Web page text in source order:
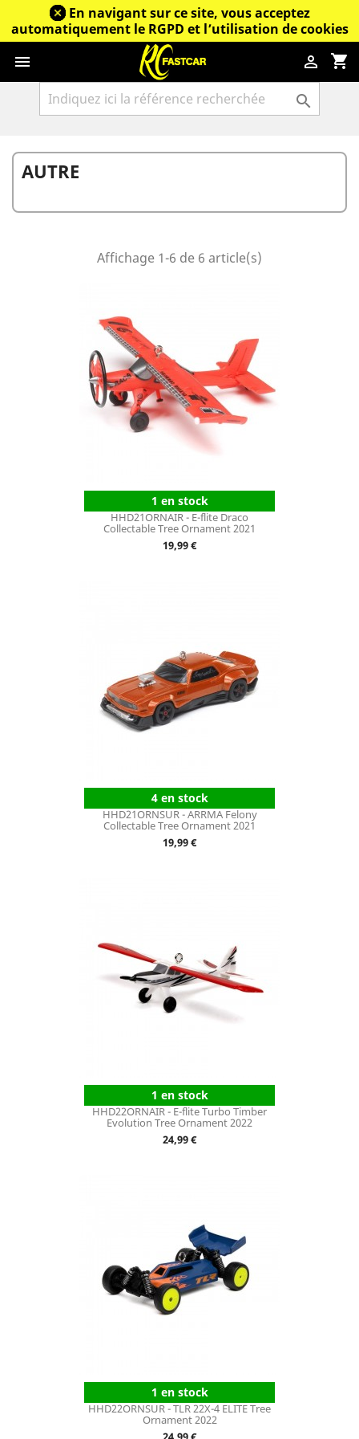
En navigant sur ce site, vous acceptez
automatiquement le RGPD et l’utilisation de cookies
 shopping_cart


AUTRE
Affichage 1-6 de 6 article(s)
1 en stock
HHD21ORNAIR - E-flite Draco
Collectable Tree Ornament 2021
Prix
19,99 €
4 en stock
HHD21ORNSUR - ARRMA Felony
Collectable Tree Ornament 2021
Prix
19,99 €
1 en stock
HHD22ORNAIR - E-flite Turbo Timber
Evolution Tree Ornament 2022
Prix
24,99 €
1 en stock
HHD22ORNSUR - TLR 22X-4 ELITE Tree
Ornament 2022
Prix